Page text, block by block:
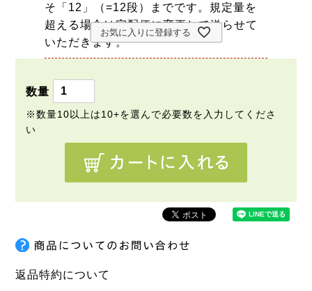
そ「12」（=12段）までです。規定量を
超える場合は宅配便に変更して送らせて
いただきます。
お気に入りに登録する
返品特約について